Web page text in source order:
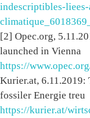
indescriptibles-
[2] Opec.org,
launched in Vienna
https://
Kurier.at,
fossiler Energie treu
https://kurier.at/